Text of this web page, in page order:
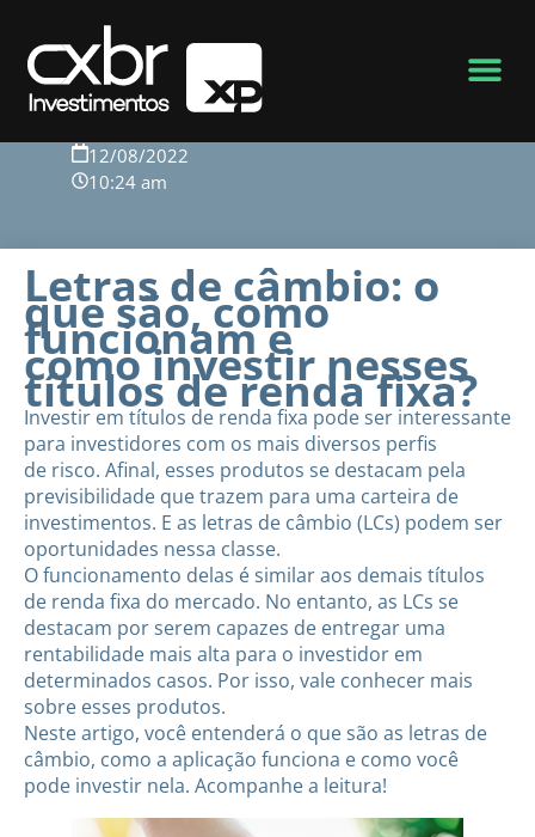
Voltar para o blog
12/08/2022
10:24 am
Letras de câmbio: o
que são, como
funcionam e
como investir nesses
títulos de renda fixa?
Investir em títulos de renda fixa pode ser interessante
para investidores com os mais diversos perfis
de risco. Afinal, esses produtos se destacam pela
previsibilidade que trazem para uma carteira de
investimentos. E as letras de câmbio (LCs) podem ser
oportunidades nessa classe.
O funcionamento delas é similar aos demais títulos
de renda fixa do mercado. No entanto, as LCs se
destacam por serem capazes de entregar uma
rentabilidade mais alta para o investidor em
determinados casos. Por isso, vale conhecer mais
sobre esses produtos.
Neste artigo, você entenderá o que são as letras de
câmbio, como a aplicação funciona e como você
pode investir nela. Acompanhe a leitura!